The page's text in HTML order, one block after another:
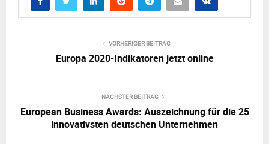
VORHERIGER BEITRAG
Europa 2020-Indikatoren jetzt online
NÄCHSTER BEITRAG
European Business Awards: Auszeichnung für die 25
innovativsten deutschen Unternehmen